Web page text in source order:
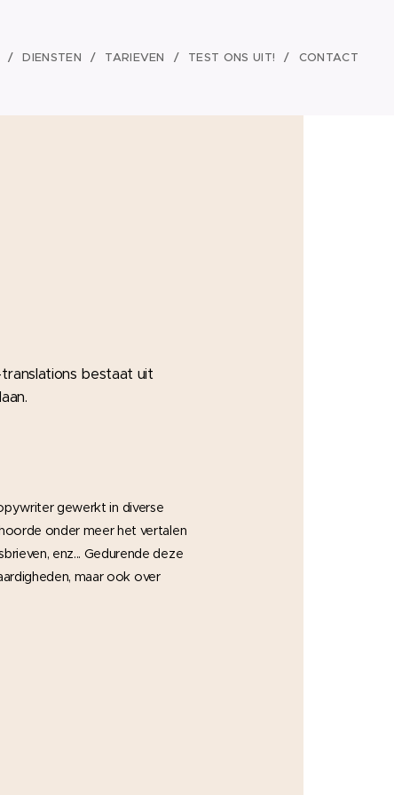
DIENSTEN TARIEVEN TEST ONS UIT! CONTACT
translations bestaat uit
gewerkt in diverse
onder meer het vertalen
enz... Gedurende deze
maar ook over